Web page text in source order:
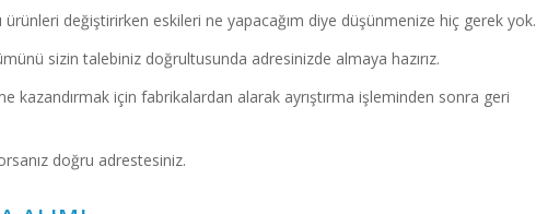
değiştirirken eskileri ne yapacağım diye düşünmenize hiç gerek yok.
sizin talebiniz doğrultusunda adresinizde almaya hazırız.
kazandırmak için fabrikalardan alarak ayrıştırma işleminden sonra geri
doğru adrestesiniz.